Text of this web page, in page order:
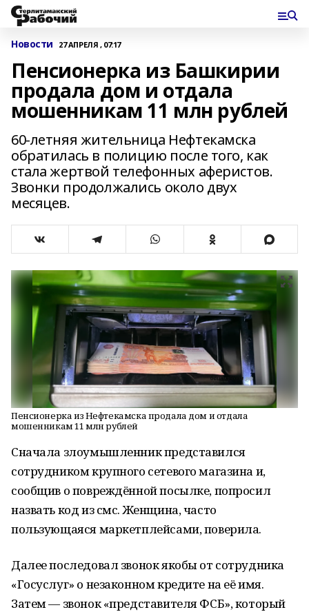
Новости 27 АПРЕЛЯ , 07:17
Пенсионерка из Башкирии
продала дом и отдала
мошенникам 11 млн рублей
60-летняя жительница Нефтекамска
обратилась в полицию после того, как
стала жертвой телефонных аферистов.
Звонки продолжались около двух
месяцев.
Пенсионерка из Нефтекамска продала дом и отдала
мошенникам 11 млн рублей
Сначала злоумышленник представился
сотрудником крупного сетевого магазина и,
сообщив о повреждённой посылке, попросил
назвать код из смс. Женщина, часто
пользующаяся маркетплейсами, поверила.
Далее последовал звонок якобы от сотрудника
«Госуслуг» о незаконном кредите на её имя.
Затем — звонок «представителя ФСБ», который